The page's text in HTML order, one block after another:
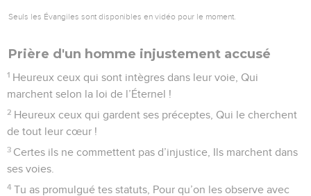
Seuls les Évangiles sont disponibles en vidéo pour le moment.
Prière d'un homme injustement accusé
1 Heureux ceux qui sont intègres dans leur voie, Qui
marchent selon la loi de l’Éternel !
2 Heureux ceux qui gardent ses préceptes, Qui le cherchent
de tout leur cœur !
3 Certes ils ne commettent pas d’injustice, Ils marchent dans
ses voies.
4 Tu as promulgué tes statuts, Pour qu’on les observe avec